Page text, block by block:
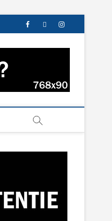
facebooktwitterinstagram
en